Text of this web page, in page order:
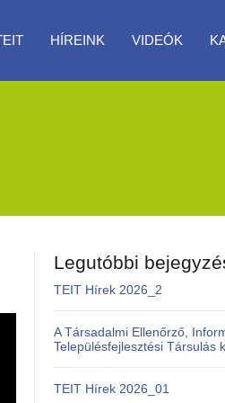
HÍREINK VIDEÓK
Legutóbbi
TEIT Hírek 2026_2
A Társadalmi Ellenőrző,
Településfejlesztési Társulás
TEIT Hírek 2026_01